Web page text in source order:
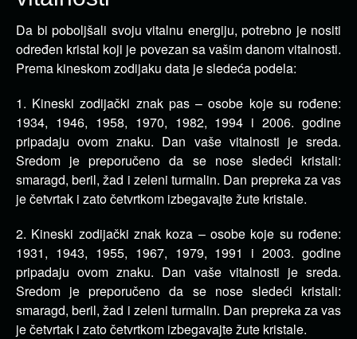
Da bi poboljšali svoju vitalnu energiju, potrebno je nositi
određen kristal koji je povezan sa vašim danom vitalnosti.
Prema kineskom zodijaku data je sledeća podela:
1. Kineski zodijački znak pas – osobe koje su rođene:
1934, 1946, 1958, 1970, 1982, 1994 i 2006. godine
pripadaju ovom znaku. Dan vaše vitalnosti je sreda.
Sredom je preporučeno da se nose sledeći kristali:
smaragd, beril, žad i zeleni turmalin. Dan prepreka za vas
je četvrtak i zato četvrtkom izbegavajte žute kristale.
2. Kineski zodijački znak koza – osobe koje su rođene:
1931, 1943, 1955, 1967, 1979, 1991 i 2003. godine
pripadaju ovom znaku. Dan vaše vitalnosti je sreda.
Sredom je preporučeno da se nose sledeći kristali:
smaragd, beril, žad i zeleni turmalin. Dan prepreka za vas
je četvrtak i zato četvrtkom izbegavajte žute kristale.